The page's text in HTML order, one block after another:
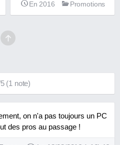
En 2016 Promotions
5(1 note)
on n'a pas toujours un PC
des pros au passage !